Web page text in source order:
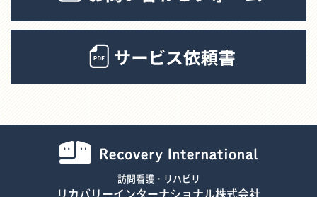
訪問看護・リハビリ
リカバリーインターナショナル株式会社